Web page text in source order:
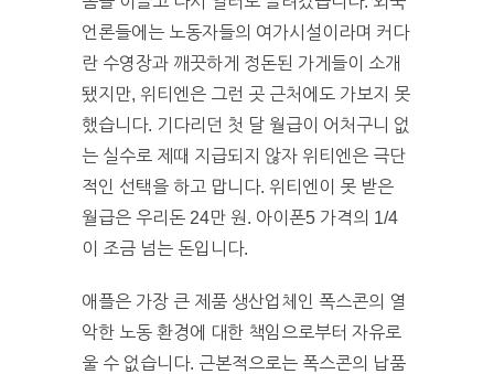
언론들에는 노동자들의 여가시설이라며 커다
란 수영장과 깨끗하게 정돈된 가게들이 소개
됐지만, 위티엔은 그런 곳 근처에도 가보지 못
했습니다. 기다리던 첫 달 월급이 어처구니 없
는 실수로 제때 지급되지 않자 위티엔은 극단
적인 선택을 하고 맙니다. 위티엔이 못 받은
월급은 우리돈 24만 원. 아이폰5 가격의 1/4
이 조금 넘는 돈입니다.
애플은 가장 큰 제품 생산업체인 폭스콘의 열
악한 노동 환경에 대한 책임으로부터 자유로
울 수 없습니다. 근본적으로는 폭스콘의 납품